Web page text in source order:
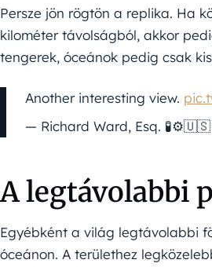
Persze jön rögtön a replika. Ha
kilométer távolságból, akkor
tengerek, óceánok pedig csak
Another interesting view.
— Richard Ward, Esq. 🧪⚙️🇺🇸
A legtávolabbi
Egyébként a világ legtávolabbi
óceánon. A területhez